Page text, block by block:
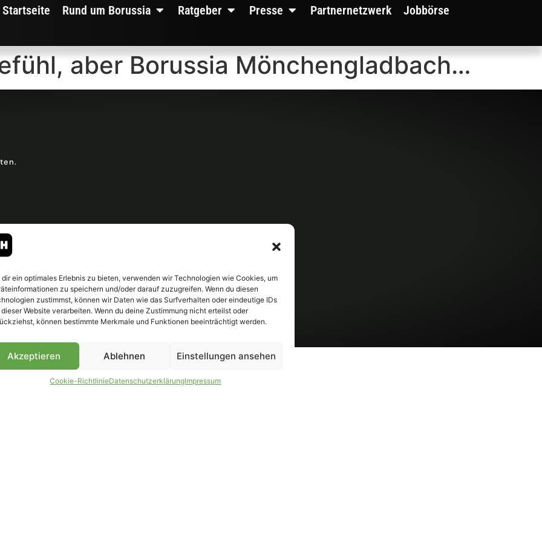
dir ein optimales Erlebnis zu bieten, verwenden wir Technologien wie Cookies, um
zu speichern und/oder darauf zuzugreifen. Wenn du diesen
zustimmst, können wir Daten wie das Surfverhalten oder eindeutige IDs
Website verarbeiten. Wenn du deine Zustimmung nicht erteilst oder
können bestimmte Merkmale und Funktionen beeinträchtigt werden.
Akzeptieren Ablehnen Einstellungen ansehen
Cookie-RichtlinieDatenschutzerklärungImpressum
Startseite Rund um Borussia Ratgeber Presse Partnernetzwerk Jobbörse
aber Borussia Mönchengladbach…